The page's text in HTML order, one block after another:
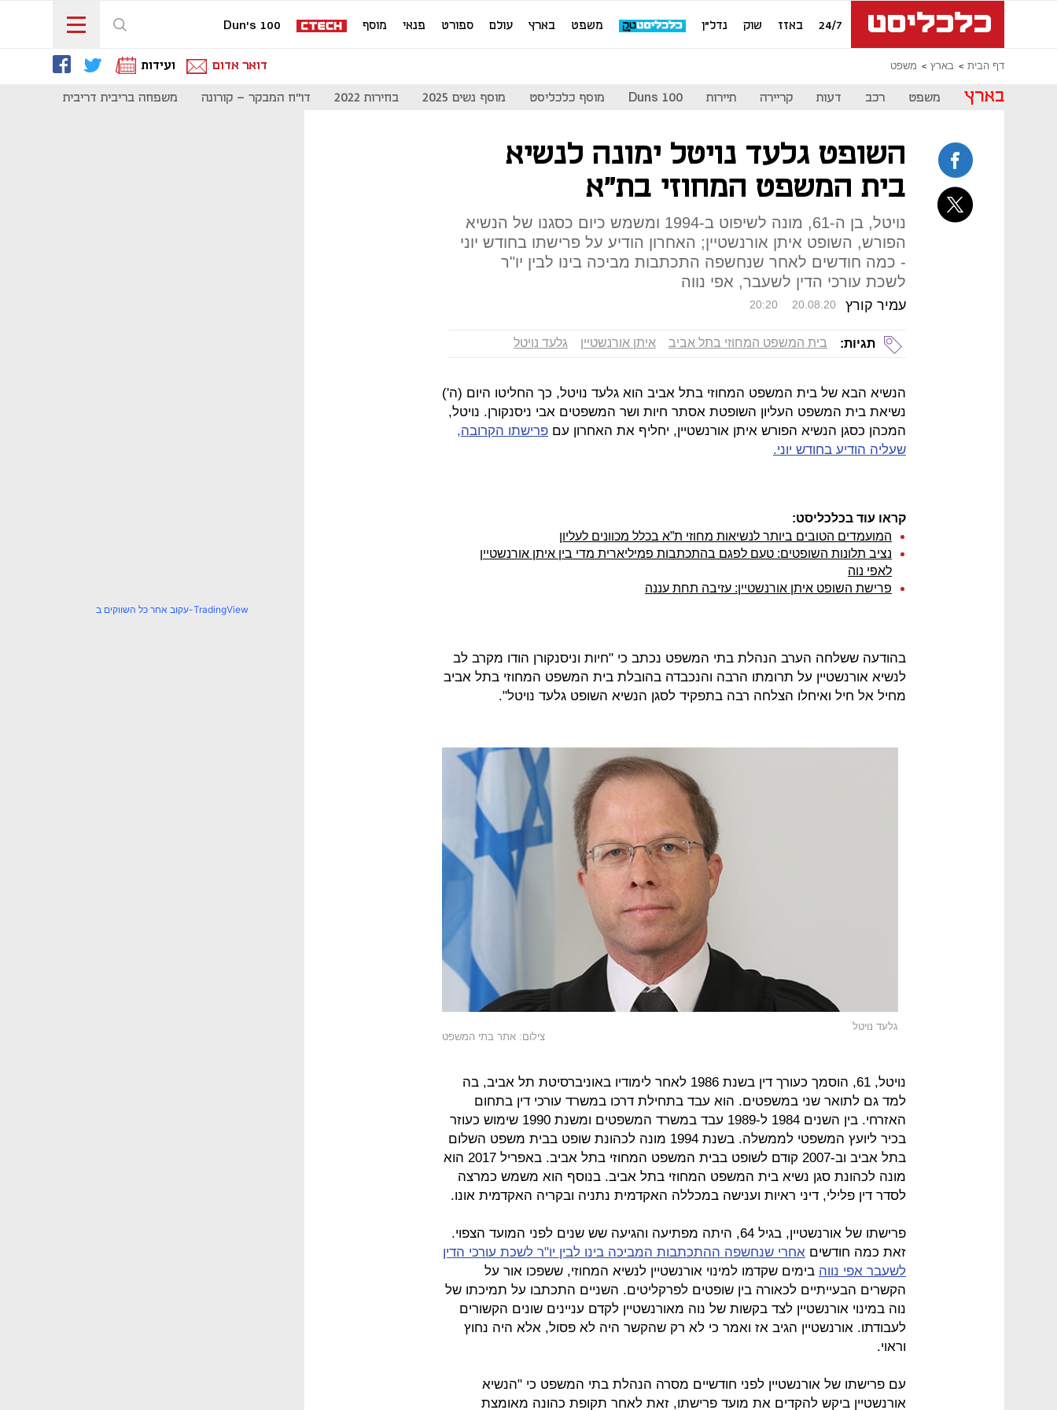
24/7 באזז שוק נדל"ן משפט בארץ עולם ספורט פנאי מוסף Dun's 100
דף הבית בארץ משפט דואר אדום ועידות
בארץ משפט רכב דעות קריירה תיירות Duns 100 מוסף כלכליסט מוסף נשים 2025 בחירות 2022 דו"ח המבקר - קורונה משפחה בריבית דריבית
השופט גלעד נויטל ימונה לנשיא
בית המשפט המחוזי בת"א
נויטל, בן ה-61, מונה לשיפוט ב-1994 ומשמש כיום כסגנו של הנשיא
הפורש, השופט איתן אורנשטיין; האחרון הודיע על פרישתו בחודש יוני
- כמה חודשים לאחר שנחשפה התכתבות מביכה בינו לבין יו"ר
לשכת עורכי הדין לשעבר, אפי נווה
עמיר קורץ 20:20 20.08.20
תגיות: בית המשפט המחוזי בתל אביב איתן אורנשטיין גלעד נויטל
הנשיא הבא של בית המשפט המחוזי בתל אביב הוא גלעד נויטל, כך החליטו היום (ה')
נשיאת בית המשפט העליון השופטת אסתר חיות ושר המשפטים אבי ניסנקורן. נויטל,
המכהן כסגן הנשיא הפורש איתן אורנשטיין, יחליף את האחרון עם פרישתו הקרובה,
שעליה הודיע בחודש יוני.
קראו עוד בכלכליסט:
המועמדים הטובים ביותר לנשיאות מחוזי ת”א בכלל מכוונים לעליון
נציב תלונות השופטים: טעם לפגם בהתכתבות פמיליארית מדי בין איתן אורנשטיין
לאפי נוה
פרישת השופט איתן אורנשטיין: עזיבה תחת עננה
בהודעה ששלחה הערב הנהלת בתי המשפט נכתב כי "חיות וניסנקורן הודו מקרב לב
לנשיא אורנשטיין על תרומתו הרבה והנכבדה בהובלת בית המשפט המחוזי בתל אביב
מחיל אל חיל ואיחלו הצלחה רבה בתפקיד לסגן הנשיא השופט גלעד נויטל".
גלעד נויטל
צילום: אתר בתי המשפט
נויטל, 61, הוסמך כעורך דין בשנת 1986 לאחר לימודיו באוניברסיטת תל אביב, בה
למד גם לתואר שני במשפטים. הוא עבד בתחילת דרכו במשרד עורכי דין בתחום
האזרחי. בין השנים 1984 ל-1989 עבד במשרד המשפטים ומשנת 1990 שימוש כעוזר
בכיר ליועץ המשפטי לממשלה. בשנת 1994 מונה לכהונת שופט בבית משפט השלום
בתל אביב וב-2007 קודם לשופט בבית המשפט המחוזי בתל אביב. באפריל 2017 הוא
מונה לכהונת סגן נשיא בית המשפט המחוזי בתל אביב. בנוסף הוא משמש כמרצה
לסדר דין פלילי, דיני ראיות וענישה במכללה האקדמית נתניה ובקריה האקדמית אונו.
פרישתו של אורנשטיין, בגיל 64, היתה מפתיעה והגיעה שש שנים לפני המועד הצפוי.
זאת כמה חודשים אחרי שנחשפה ההתכתבות המביכה בינו לבין יו"ר לשכת עורכי הדין
לשעבר אפי נווה בימים שקדמו למינוי אורנשטיין לנשיא המחוזי, ששפכו אור על
הקשרים הבעייתיים לכאורה בין שופטים לפרקליטים. השניים התכתבו על תמיכתו של
נוה במינוי אורנשטיין לצד בקשות של נוה מאורנשטיין לקדם עניינים שונים הקשורים
לעבודתו. אורנשטיין הגיב אז ואמר כי לא רק שהקשר היה לא פסול, אלא היה נחוץ
וראוי.
עם פרישתו של אורנשטיין לפני חודשיים מסרה הנהלת בתי המשפט כי "הנשיא
אורנשטיין ביקש להקדים את מועד פרישתו, זאת לאחר תקופת כהונה מאומצת
עקוב אחר כל השווקים ב-TradingView